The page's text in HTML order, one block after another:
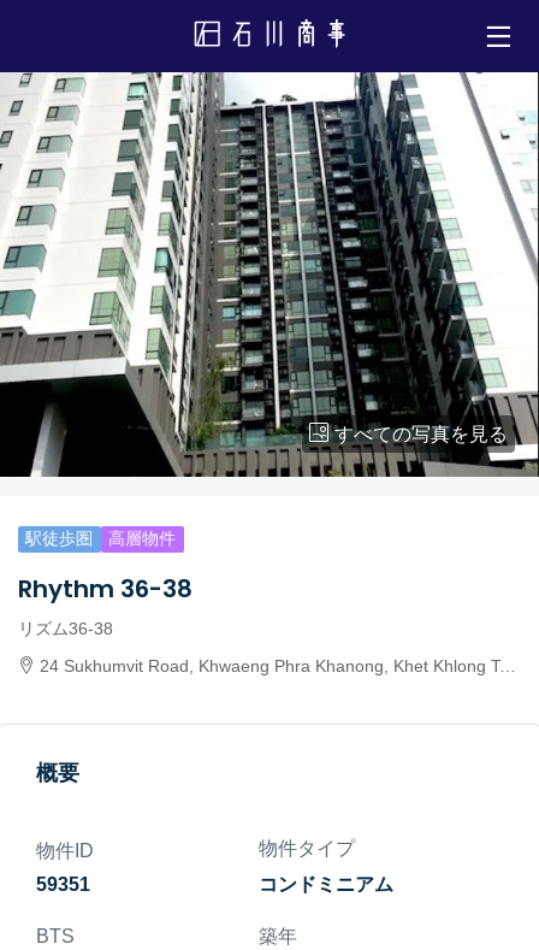
すべての写真を見る
駅徒歩圏 高層物件
Rhythm 36-38
リズム36-38
24 Sukhumvit Road, Khwaeng Phra Khanong, Khet Khlong Toei, Krung Thep Maha Nakhon 10110, Thailand
概要
物件ID
59351
物件タイプ
コンドミニアム
BTS
築年